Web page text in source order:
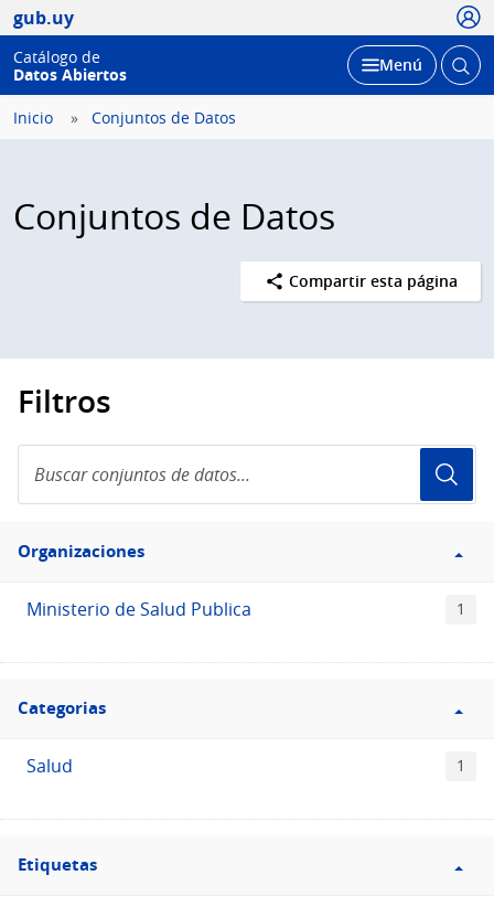
gub.uy
Catálogo de
Datos Abiertos
Desplegar
Menú Abrir
Inicio Conjuntos de Datos
Conjuntos de Datos
Compartir esta página
Filtros
conjuntos
de
Filtro
Organizaciones
Organizaciones
Ministerio de Salud Publica 1
Filtro
Categorias
Categorias
Salud 1
Filtro
Etiquetas
Etiquetas